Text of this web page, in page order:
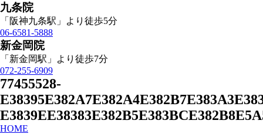
九条院
「阪神九条駅」より徒歩5分
06-6581-5888
新金岡院
「新金岡駅」より徒歩7分
072-255-6909
77455528-
HOME